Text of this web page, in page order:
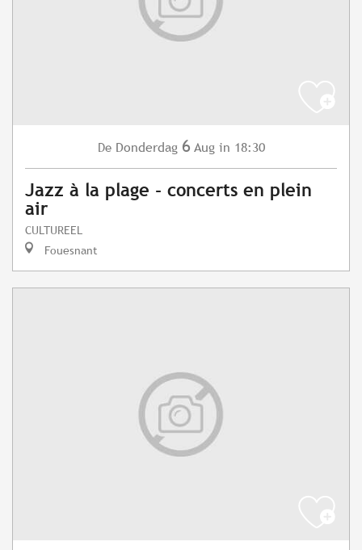
De Donderdag 6 Aug in 18:30
Jazz à la plage - concerts en plein
air
CULTUREEL
Fouesnant